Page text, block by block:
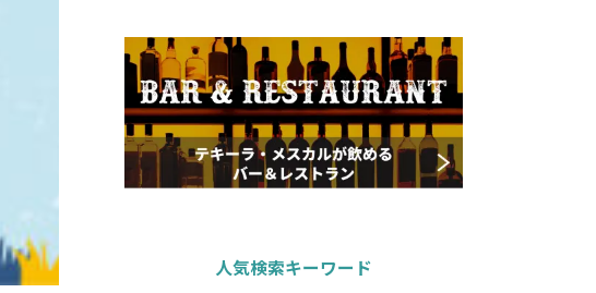
人気検索キーワード